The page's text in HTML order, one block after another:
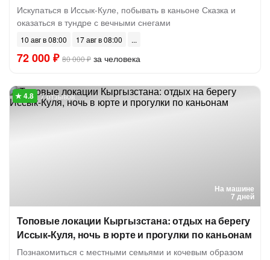
Искупаться в Иссык-Куле, побывать в каньоне Сказка и
оказаться в тундре с вечными снегами
10 авг в 08:00 17 авг в 08:00
72 000 ₽ 80 000 ₽ за человека
На машине
7 дней
7 отзывов
Топовые локации Кыргызстана: отдых на берегу
Иссык-Куля, ночь в юрте и прогулки по каньонам
Познакомиться с местными семьями и кочевым образом